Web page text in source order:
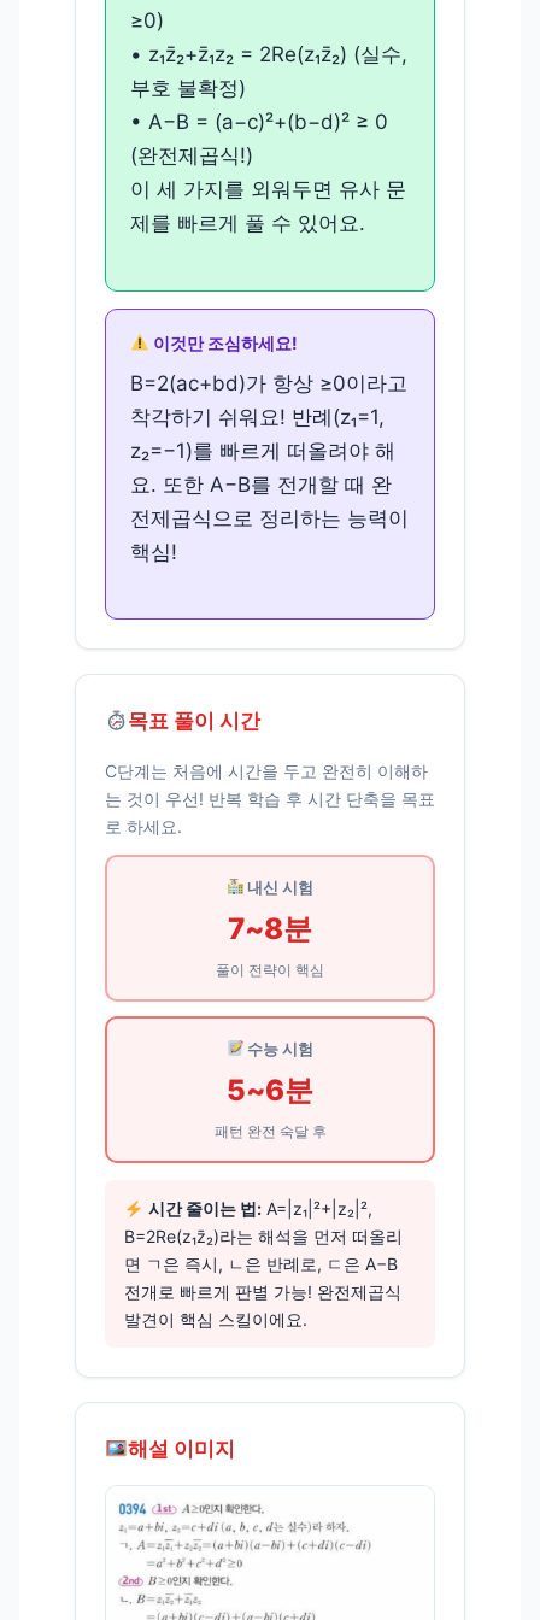
≥0)
• z₁z̄₂+z̄₁z₂ = 2Re(z₁z̄₂) (실수,
부호 불확정)
• A−B = (a−c)²+(b−d)² ≥ 0
(완전제곱식!)
이 세 가지를 외워두면 유사 문
제를 빠르게 풀 수 있어요.
이것만 조심하세요!
B=2(ac+bd)가 항상 ≥0이라고
착각하기 쉬워요! 반례(z₁=1,
z₂=−1)를 빠르게 떠올려야 해
요. 또한 A−B를 전개할 때 완
전제곱식으로 정리하는 능력이
핵심!
목표 풀이 시간
C단계는 처음에 시간을 두고 완전히 이해하
는 것이 우선! 반복 학습 후 시간 단축을 목표
로 하세요.
내신 시험
7~8분
풀이 전략이 핵심
수능 시험
5~6분
패턴 완전 숙달 후
시간 줄이는 법:A=|z₁|²+|z₂|²,
B=2Re(z₁z̄₂)라는 해석을 먼저 떠올리
면 ㄱ은 즉시, ㄴ은 반례로, ㄷ은 A−B
전개로 빠르게 판별 가능! 완전제곱식
발견이 핵심 스킬이에요.
해설 이미지